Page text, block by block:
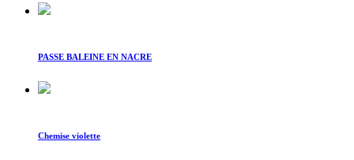
PASSE BALEINE EN NACRE
Chemise violette